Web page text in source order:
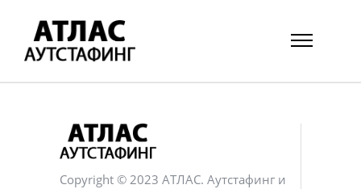
Copyright © 2023 АТЛАС. Аутстафинг и